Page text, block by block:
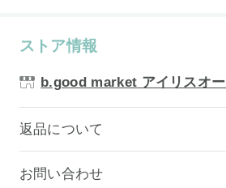
ストア情報
b.good market アイリスオ
返品について
お問い合わせ